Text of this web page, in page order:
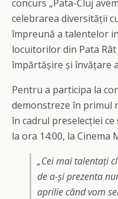
concurs „Pata-Cluj
celebrarea diversității
împreună a talentelor
locuitorilor din Pata
împărtășire și învățare
Pentru a participa la
demonstreze în primul
în cadrul preselecției
la ora 14:00, la Cinema
„Cei mai talentați
de a-și prezenta
aprilie când vom